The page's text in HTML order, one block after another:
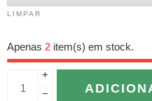
LIMPAR
Apenas 2 item(s) em stock.
+
−